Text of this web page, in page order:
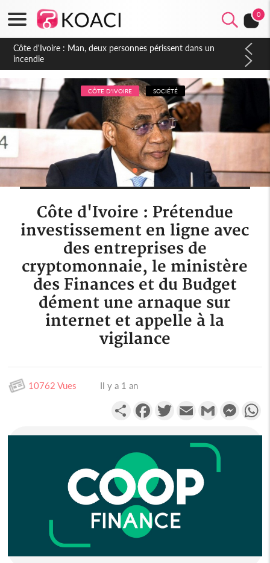
0
Côte d'Ivoire : Séileu, la célébration de la fête nationale
transformée en vaste campagne contre les produits
dépigmentants dangereux
CÔTE D'IVOIRE SOCIÉTÉ
Côte d'Ivoire : Prétendue
investissement en ligne avec
des entreprises de
cryptomonnaie, le ministère
des Finances et du Budget
dément une arnaque sur
internet et appelle à la
vigilance
10762 Vues Il y a 1 an
PartagerFacebookTwitterEmail Gmail